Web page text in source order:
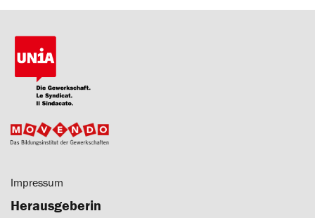
Impressum
Herausgeberin